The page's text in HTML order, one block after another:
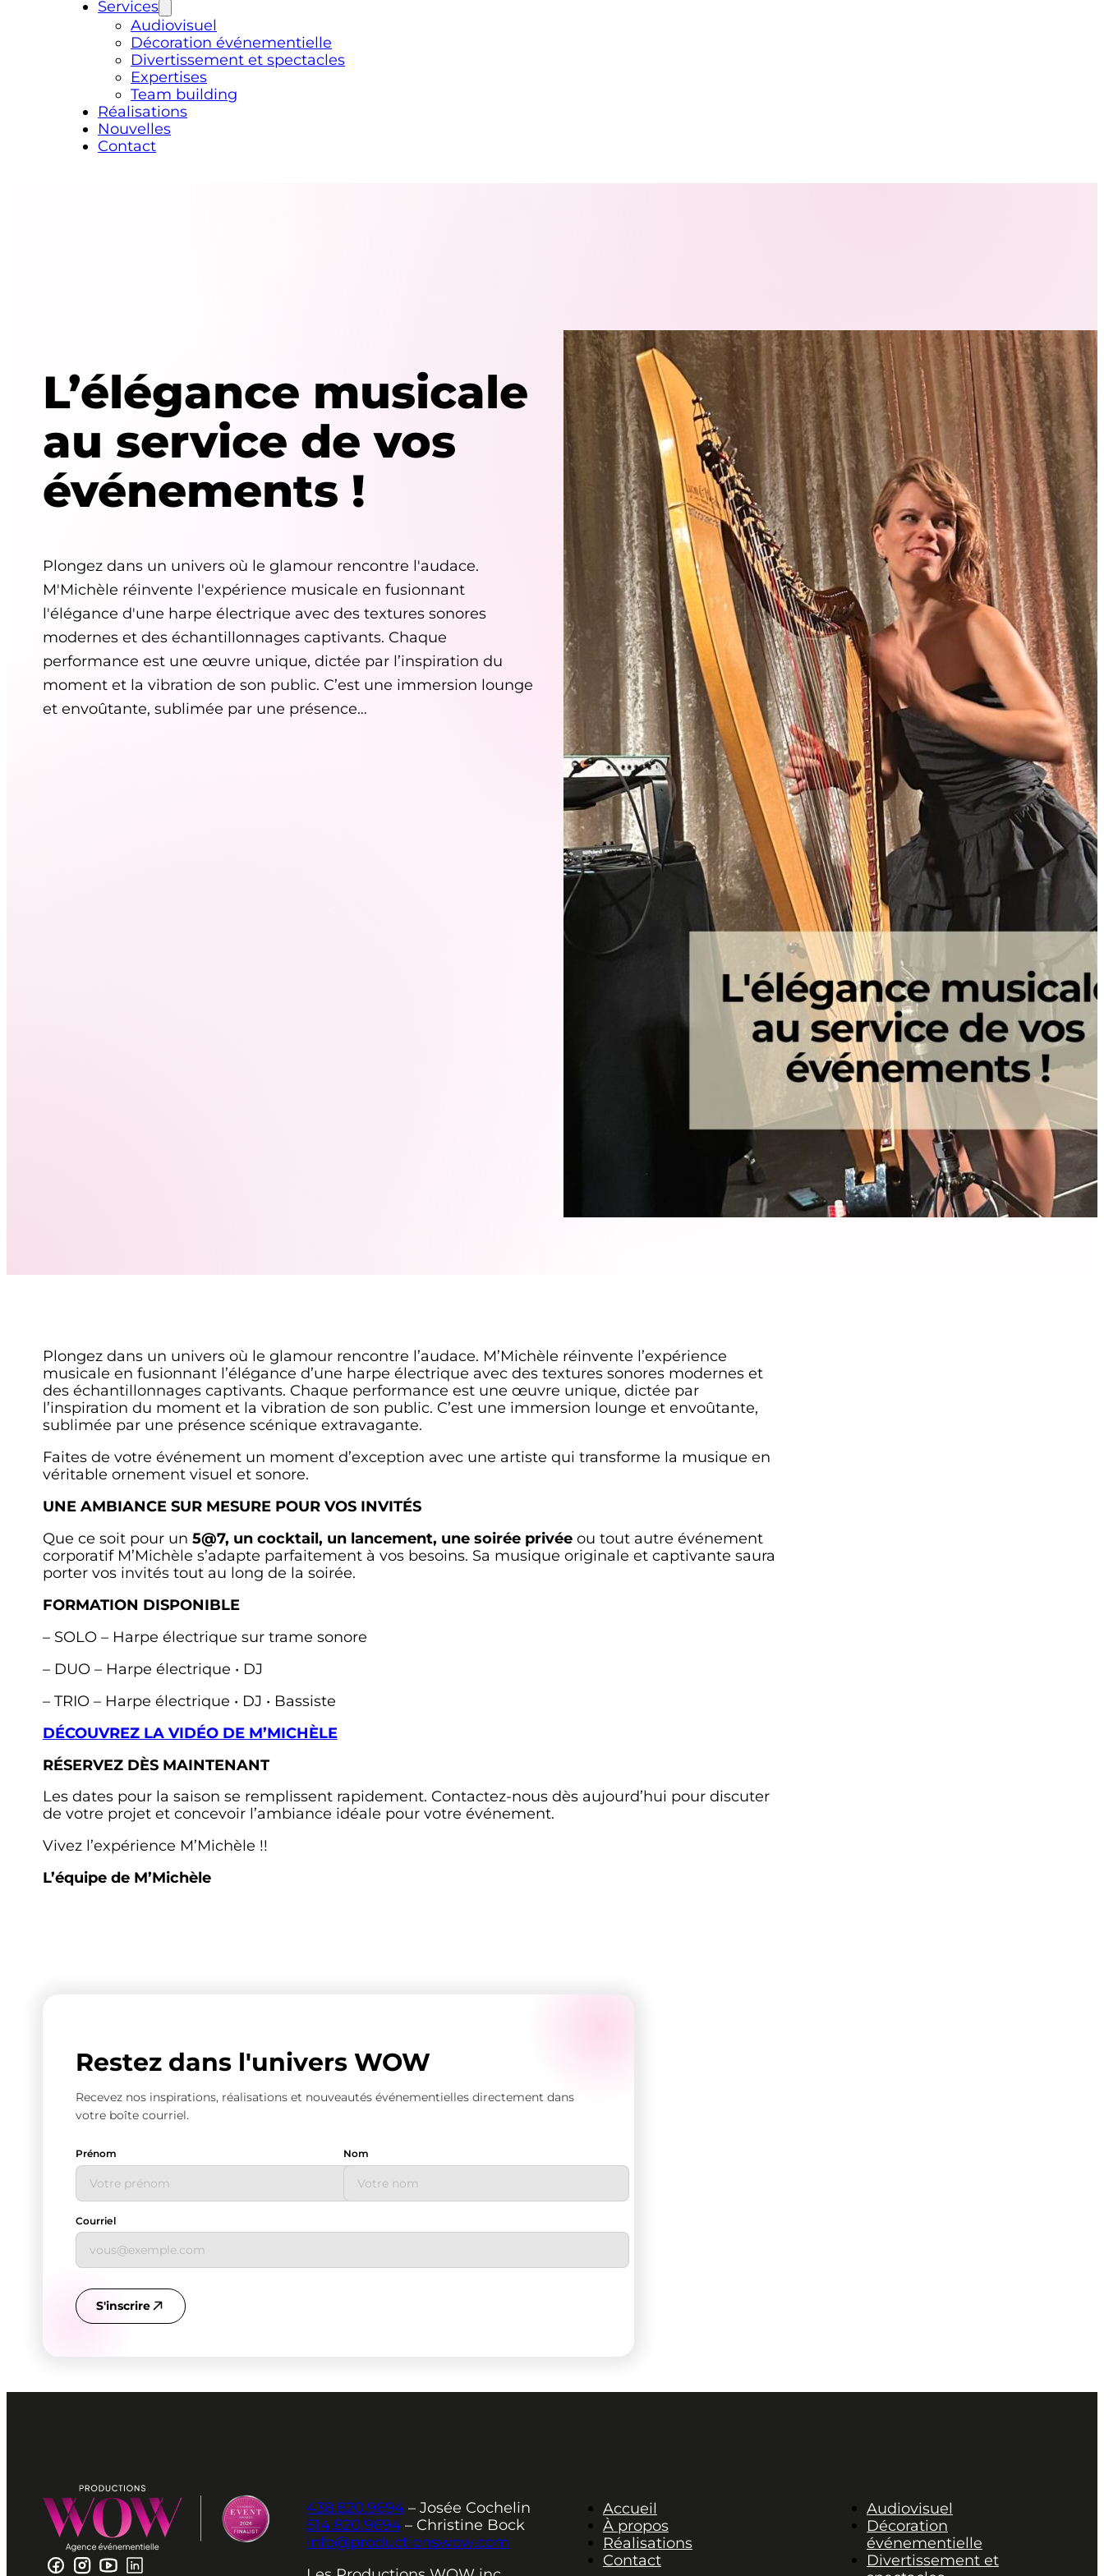
Services
Audiovisuel
Décoration événementielle
Divertissement et spectacles
Expertises
Team building
Réalisations
Nouvelles
Contact
L’élégance musicale
au service de vos
événements !
Plongez dans un univers où le glamour rencontre l'audace.
M'Michèle réinvente l'expérience musicale en fusionnant
l'élégance d'une harpe électrique avec des textures sonores
modernes et des échantillonnages captivants. Chaque
performance est une œuvre unique, dictée par l’inspiration du
moment et la vibration de son public. C’est une immersion lounge
et envoûtante, sublimée par une présence…
Plongez dans un univers où le glamour rencontre l’audace. M’Michèle réinvente l’expérience
musicale en fusionnant l’élégance d’une harpe électrique avec des textures sonores modernes et
des échantillonnages captivants. Chaque performance est une œuvre unique, dictée par
l’inspiration du moment et la vibration de son public. C’est une immersion lounge et envoûtante,
sublimée par une présence scénique extravagante.
Faites de votre événement un moment d’exception avec une artiste qui transforme la musique en
véritable ornement visuel et sonore.
UNE AMBIANCE SUR MESURE POUR VOS INVITÉS
Que ce soit pour un 5@7, un cocktail, un lancement, une soirée privéeou tout autre événement
corporatif M’Michèle s’adapte parfaitement à vos besoins. Sa musique originale et captivante saura
porter vos invités tout au long de la soirée.
FORMATION DISPONIBLE
– SOLO – Harpe électrique sur trame sonore
– DUO – Harpe électrique • DJ
– TRIO – Harpe électrique • DJ • Bassiste
DÉCOUVREZ LA VIDÉO DE M’MICHÈLE
RÉSERVEZ DÈS MAINTENANT
Les dates pour la saison se remplissent rapidement. Contactez-nous dès aujourd’hui pour discuter
de votre projet et concevoir l’ambiance idéale pour votre événement.
Vivez l’expérience M’Michèle !!
L’équipe de M’Michèle
Restez dans l'univers WOW
Recevez nos inspirations, réalisations et nouveautés événementielles directement dans
votre boîte courriel.
Prénom Nom
Courriel
S'inscrire
438.820.9694– Josée Cochelin
514.820.9694– Christine Bock
info@productionswow.com
Accueil
À propos
Réalisations
Contact
Audiovisuel
Décoration
événementielle
Divertissement et